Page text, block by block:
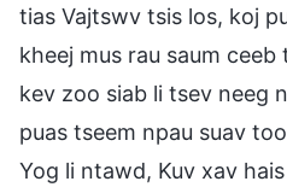
tias Vajtswv tsis los, koj
kheej mus rau saum
kev zoo siab li tsev neeg
puas tseem npau suav
Yog li ntawd, Kuv xav